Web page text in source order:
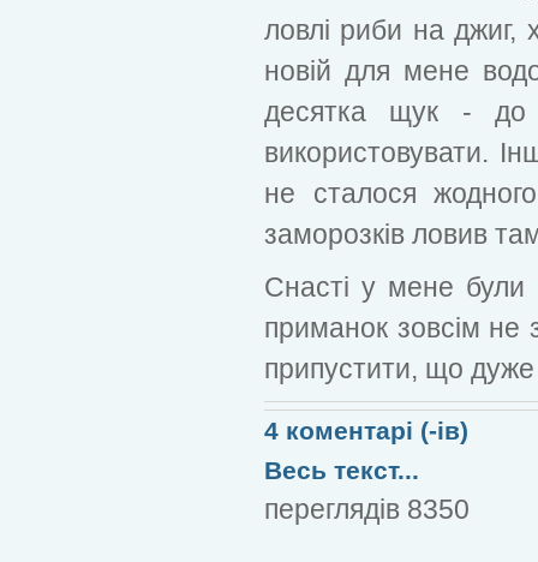
ловлі риби на джиг,
новій для мене
десятка щук - до
використовувати.
не сталося
заморозків ловив
Снасті у мене були
приманок зовсім
припустити, що
4 коментарі (-ів)
Весь текст...
переглядів 8350